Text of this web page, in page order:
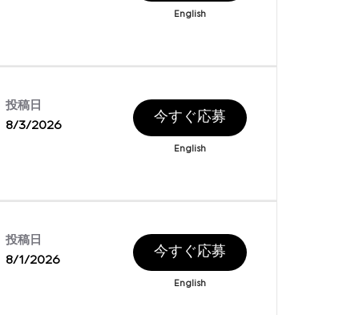
English
投稿日
8/3/2026
今すぐ応募
English
投稿日
8/1/2026
今すぐ応募
English